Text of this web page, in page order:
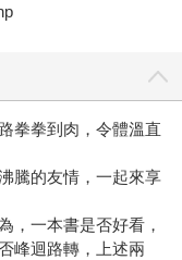
拳拳到肉，令體溫直
騰的友情，一起來享
，一本書是否好看，
峰迴路轉，上述兩